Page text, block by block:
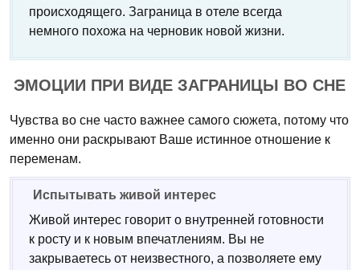
происходящего. Заграница в отеле всегда
немного похожа на черновик новой жизни.
ЭМОЦИИ ПРИ ВИДЕ ЗАГРАНИЦЫ ВО СНЕ
Чувства во сне часто важнее самого сюжета, потому что
именно они раскрывают Ваше истинное отношение к
переменам.
Испытывать живой интерес
Живой интерес говорит о внутренней готовности
к росту и к новым впечатлениям. Вы не
закрываетесь от неизвестного, а позволяете ему